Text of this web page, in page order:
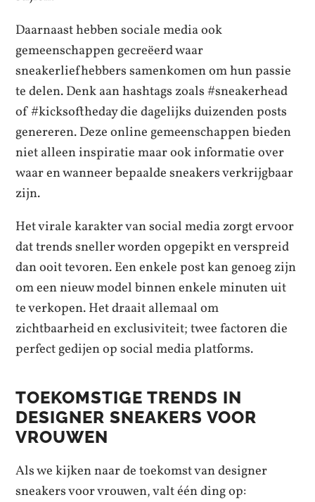
Daarnaast hebben sociale media ook
gemeenschappen gecreëerd waar
sneakerliefhebbers samenkomen om hun passie
te delen. Denk aan hashtags zoals #sneakerhead
of #kicksoftheday die dagelijks duizenden posts
genereren. Deze online gemeenschappen bieden
niet alleen inspiratie maar ook informatie over
waar en wanneer bepaalde sneakers verkrijgbaar
zijn.
Het virale karakter van social media zorgt ervoor
dat trends sneller worden opgepikt en verspreid
dan ooit tevoren. Een enkele post kan genoeg zijn
om een nieuw model binnen enkele minuten uit
te verkopen. Het draait allemaal om
zichtbaarheid en exclusiviteit; twee factoren die
perfect gedijen op social media platforms.
TOEKOMSTIGE TRENDS IN
DESIGNER SNEAKERS VOOR
VROUWEN
Als we kijken naar de toekomst van designer
sneakers voor vrouwen, valt één ding op: